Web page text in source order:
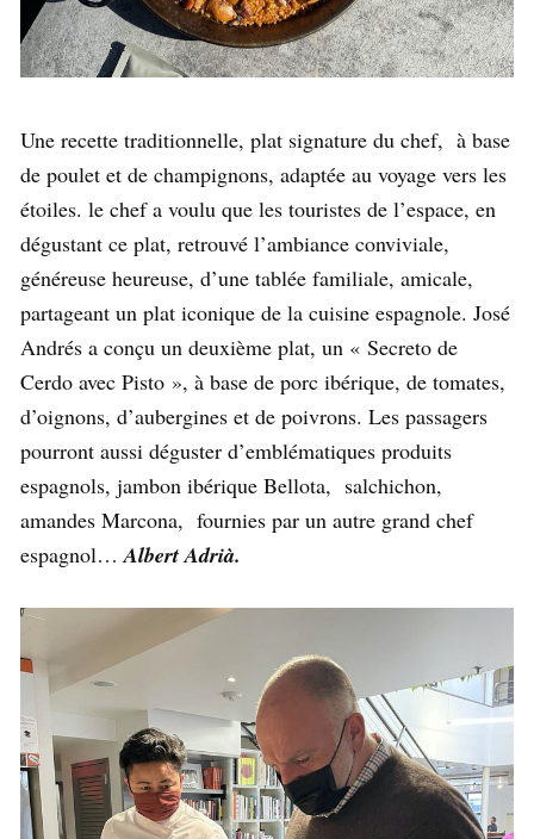
Une recette traditionnelle, plat signature du chef, à base
de poulet et de champignons, adaptée au voyage vers les
étoiles. le chef a voulu que les touristes de l’espace, en
dégustant ce plat, retrouvé l’ambiance conviviale,
généreuse heureuse, d’une tablée familiale, amicale,
partageant un plat iconique de la cuisine espagnole. José
Andrés a conçu un deuxième plat, un « Secreto de
Cerdo avec Pisto », à base de porc ibérique, de tomates,
d’oignons, d’aubergines et de poivrons. Les passagers
pourront aussi déguster d’emblématiques produits
espagnols, jambon ibérique Bellota, salchichon,
amandes Marcona, fournies par un autre grand chef
espagnol…Albert Adrià.